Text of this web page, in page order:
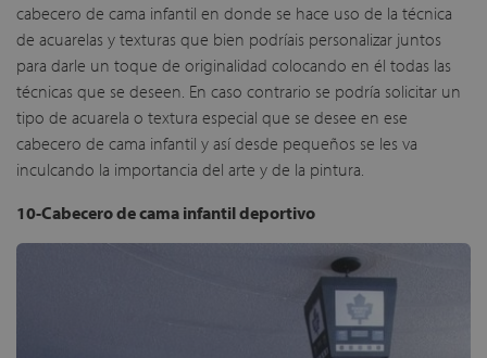
cabecero de cama infantil en donde se hace uso de la técnica
de acuarelas y texturas que bien podríais personalizar juntos
para darle un toque de originalidad colocando en él todas las
técnicas que se deseen. En caso contrario se podría solicitar un
tipo de acuarela o textura especial que se desee en ese
cabecero de cama infantil y así desde pequeños se les va
inculcando la importancia del arte y de la pintura.
10-Cabecero de cama infantil deportivo